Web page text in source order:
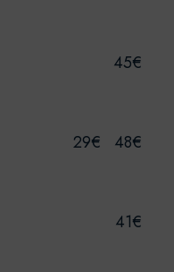
45€
29€ 48€
41€